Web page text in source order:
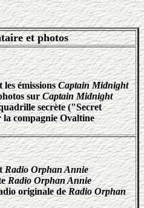
et photos
émissionsCaptain Midnight
surCaptain Midnight
secrète ("Secret
compagnie Ovaltine
Radio Orphan Annie
Radio Orphan Annie
originale deRadio Orphan